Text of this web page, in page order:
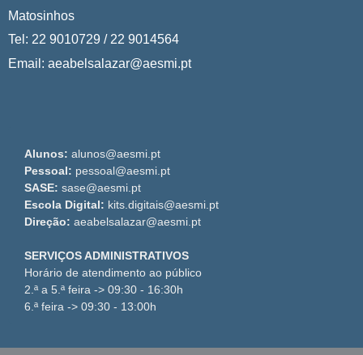
Matosinhos
Tel: 22 9010729 / 22 9014564
Email: aeabelsalazar@aesmi.pt
Alunos: alunos@aesmi.pt
Pessoal: pessoal@aesmi.pt
SASE: sase@aesmi.pt
Escola Digital: kits.digitais@aesmi.pt
Direção: aeabelsalazar@aesmi.pt
SERVIÇOS ADMINISTRATIVOS
Horário de atendimento ao público
2.ª a 5.ª feira -> 09:30 - 16:30h
6.ª feira -> 09:30 - 13:00h